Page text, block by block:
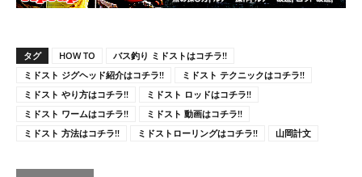
タグ HOW TO
バス釣り ミドストはコチラ!!
ミドスト ジグヘッド紹介はコチラ!!
ミドスト テクニックはコチラ!!
ミドスト やり方はコチラ!!
ミドスト ロッドはコチラ!!
ミドスト ワームはコチラ!!
ミドスト 動画はコチラ!!
ミドスト 方法はコチラ!!
ミドストローリングはコチラ!! 山岡計文